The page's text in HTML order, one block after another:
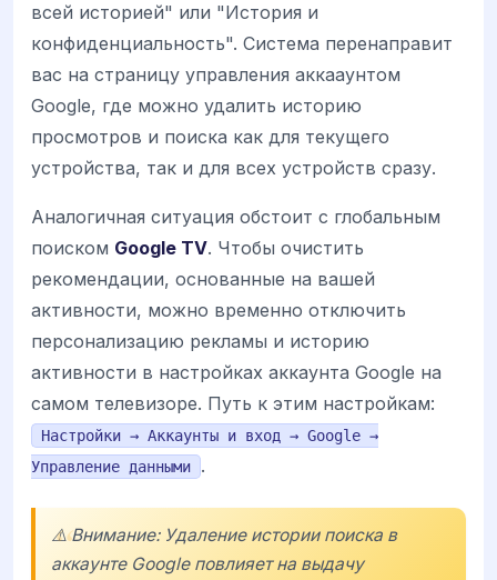
всей историей" или "История и
конфиденциальность". Система перенаправит
вас на страницу управления аккаaунтом
Google, где можно удалить историю
просмотров и поиска как для текущего
устройства, так и для всех устройств сразу.
Аналогичная ситуация обстоит с глобальным
поиском Google TV. Чтобы очистить
рекомендации, основанные на вашей
активности, можно временно отключить
персонализацию рекламы и историю
активности в настройках аккаунта Google на
самом телевизоре. Путь к этим настройкам:
Настройки → Аккаунты и вход → Google →
Управление данными
.
⚠️ Внимание: Удаление истории поиска в
аккаунте Google повлияет на выдачу